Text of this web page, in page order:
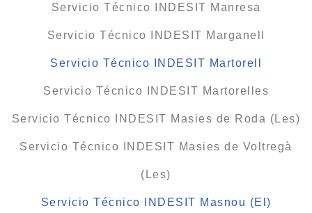
Servicio Técnico INDESIT Manresa
Servicio Técnico INDESIT Marganell
Servicio Técnico INDESIT Martorell
Servicio Técnico INDESIT Martorelles
Servicio Técnico INDESIT Masies de Roda (Les)
Servicio Técnico INDESIT Masies de Voltregà
(Les)
Servicio Técnico INDESIT Masnou (El)